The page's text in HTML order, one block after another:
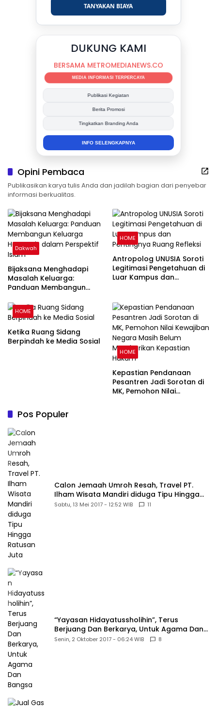
TANYAKAN BIAYA
DUKUNG KAMI
BERSAMA METROMEDIANEWS.CO
MEDIA INFORMASI TERPERCAYA
Publikasi Kegiatan
Berita Promosi
Tingkatkan Branding Anda
INFO SELENGKAPNYA
Opini Pembaca
Publikasikan karya tulis Anda dan jadilah bagian dari penyebar
informasi berkualitas.
Dakwah
Bijaksana Menghadapi
Masalah Keluarga:
Panduan Membangun
Perspektif Islam
HOME
Antropolog UNUSIA Soroti
Legitimasi Pengetahuan di
Luar Kampus dan
HOME
Ketika Ruang Sidang
Berpindah ke Media Sosial
HOME
Kepastian Pendanaan
Pesantren Jadi Sorotan di
MK, Pemohon Nilai
Pos Populer
Calon Jemaah Umroh Resah, Travel PT.
Ilham Wisata Mandiri diduga Tipu Hingga
Ratusan Juta
Sabtu, 13 Mei 2017 - 12:52 WIB 11
“Yayasan Hidayatussholihin”, Terus
Berjuang Dan Berkarya, Untuk Agama Dan
Bangsa
Senin, 2 Oktober 2017 - 06:24 WIB 8